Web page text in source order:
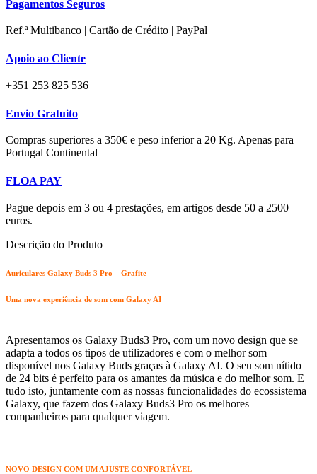
-Pagamentos Seguros
Ref.ª Multibanco | Cartão de Crédito | PayPal
Apoio ao Cliente
+351 253 825 536
Envio Gratuito
Compras superiores a 350€ e peso inferior a 20 Kg. Apenas para
Portugal Continental
FLOA PAY
Pague depois em 3 ou 4 prestações, em artigos desde 50 a 2500
euros.
Descrição do Produto
Auriculares Galaxy Buds 3 Pro – Grafite
Uma nova experiência de som com Galaxy AI
Apresentamos os Galaxy Buds3 Pro, com um novo design que se
adapta a todos os tipos de utilizadores e com o melhor som
disponível nos Galaxy Buds graças à Galaxy AI. O seu som nítido
de 24 bits é perfeito para os amantes da música e do melhor som. E
tudo isto, juntamente com as nossas funcionalidades do ecossistema
Galaxy, que fazem dos Galaxy Buds3 Pro os melhores
companheiros para qualquer viagem.
NOVO DESIGN COM UM AJUSTE CONFORTÁVEL